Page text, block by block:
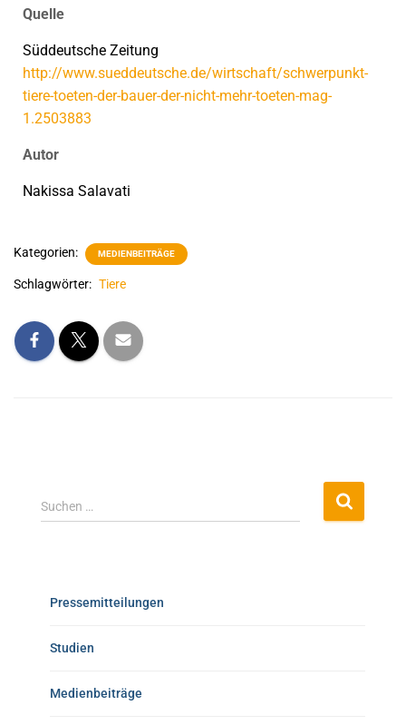
Quelle
Süddeutsche Zeitung
http://www.sueddeutsche.de/wirtschaft/schwerpunkt-
tiere-toeten-der-bauer-der-nicht-mehr-toeten-mag-
1.2503883
Autor
Nakissa Salavati
Kategorien: MEDIENBEITRÄGE
Schlagwörter: Tiere
Suchen …
Pressemitteilungen
Studien
Medienbeiträge